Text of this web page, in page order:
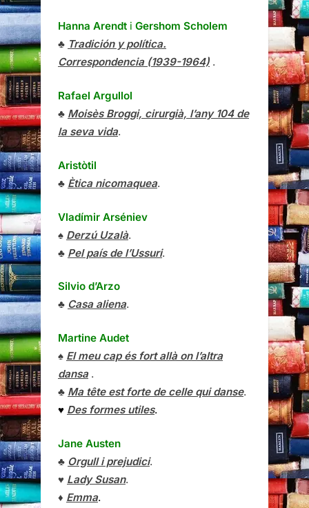
Hanna Arendt i Gershom Scholem
♣ Tradición y política.
Correspondencia (1939-1964) .
Rafael Argullol
♣ Moisès Broggi, cirurgià, l’any 104 de
la seva vida.
Aristòtil
♣ Ètica nicomaquea.
Vladímir Arséniev
♠ Derzú Uzalà.
♣ Pel país de l’Ussuri.
Silvio d’Arzo
♣ Casa aliena.
Martine Audet
♠ El meu cap és fort allà on l’altra
dansa.
♣ Ma tête est forte de celle qui danse.
♥ Des formes utiles.
Jane Austen
♣ Orgull i prejudici.
♥ Lady Susan.
♦ Emma.